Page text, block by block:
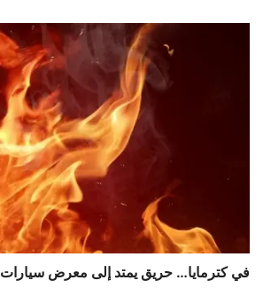
في كترمايا… حريق يمتد إلى معرض سيارات